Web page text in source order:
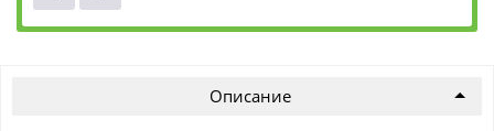
Описание